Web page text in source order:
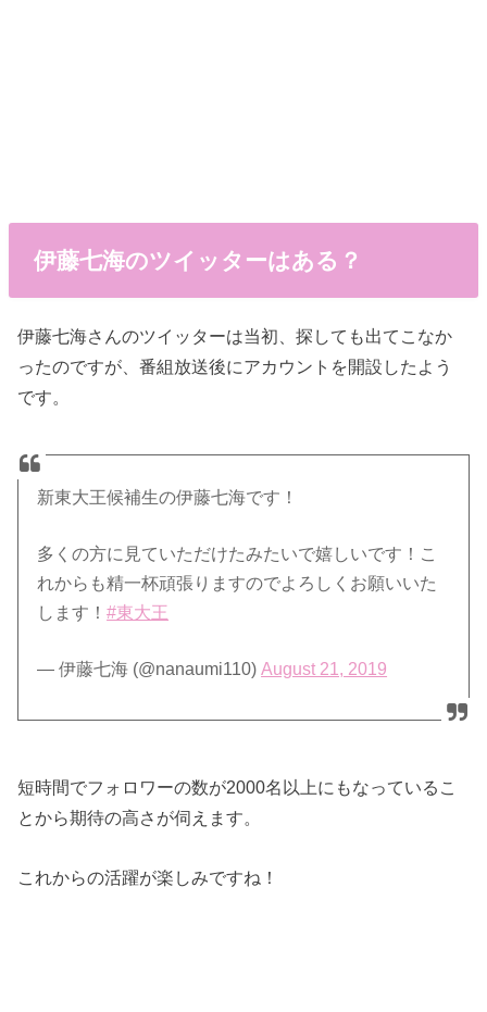
伊藤七海のツイッターはある？
伊藤七海さんのツイッターは当初、探しても出てこなか
ったのですが、番組放送後にアカウントを開設したよう
です。
新東大王候補生の伊藤七海です！
多くの方に見ていただけたみたいで嬉しいです！こ
れからも精一杯頑張りますのでよろしくお願いいた
します！#東大王
— 伊藤七海 (@nanaumi110)August 21, 2019
短時間でフォロワーの数が2000名以上にもなっているこ
とから期待の高さが伺えます。
これからの活躍が楽しみですね！